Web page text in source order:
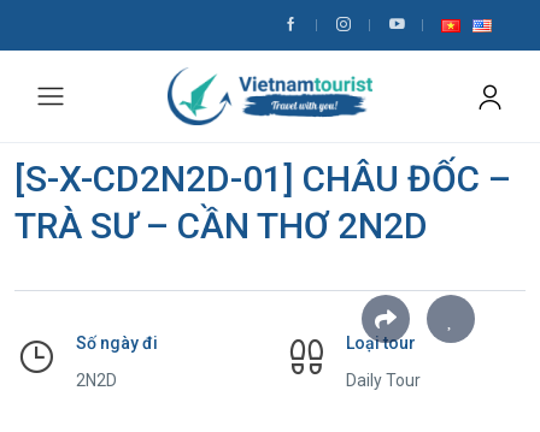
[S-X-CD2N2D-01] CHÂU ĐỐC –
TRÀ SƯ – CẦN THƠ 2N2D
Số ngày đi
2N2D
Loại tour
Daily Tour